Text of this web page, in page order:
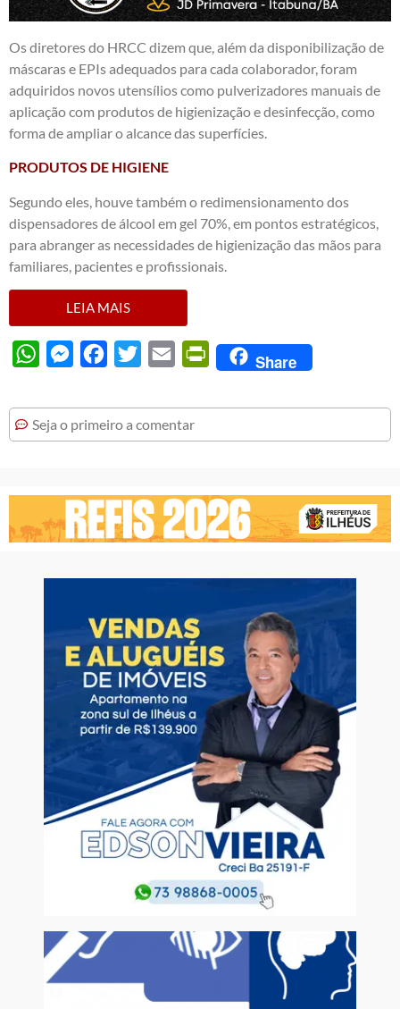
Os diretores do HRCC dizem que, além da disponibilização de
máscaras e EPIs adequados para cada colaborador, foram
adquiridos novos utensílios como pulverizadores manuais de
aplicação com produtos de higienização e desinfecção, como
forma de ampliar o alcance das superfícies.
PRODUTOS DE HIGIENE
Segundo eles, houve também o redimensionamento dos
dispensadores de álcool em gel 70%, em pontos estratégicos,
para abranger as necessidades de higienização das mãos para
familiares, pacientes e profissionais.
LEIA MAIS
WhatsAppMessengerFacebook
Twitter Email PrintFriendly
Share
Seja o primeiro a comentar